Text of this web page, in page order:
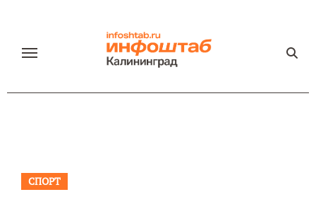
содержанию
СПОРТ